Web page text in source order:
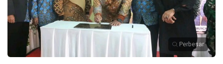
Perbesar